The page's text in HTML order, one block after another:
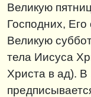
Великую
Господних,
Великую
тела Иисуса
Христа в ад). В